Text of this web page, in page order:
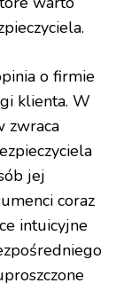
o firmie
klienta. W
zwraca
jej
coraz
intuicyjne